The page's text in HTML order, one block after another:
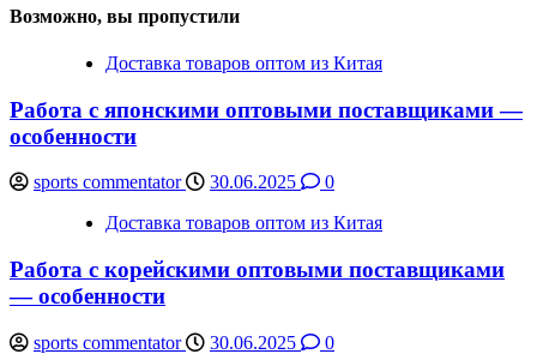
Возможно, вы пропустили
Доставка товаров оптом из Китая
Работа с японскими оптовыми поставщиками —
особенности
sports commentator 30.06.2025
0
Доставка товаров оптом из Китая
Работа с корейскими оптовыми поставщиками
— особенности
sports commentator 30.06.2025
0